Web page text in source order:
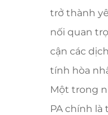
trở thành
nối quan
cận các
tính hòa
Một trong
PA chính